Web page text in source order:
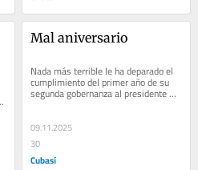
Mal aniversario
Nada más terrible le ha deparado el
cumplimiento del primer año de su
segunda gobernanza al presidente
norteamericano, Donald Trump, en el
09.11.2025
30
Cubasí